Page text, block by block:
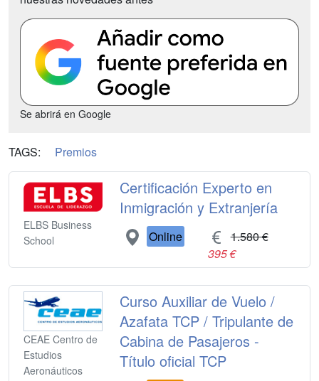
Se abrirá en Google
TAGS: Premios
ELBS Business
School
Certificación Experto en
Inmigración y Extranjería
Online
1.580 €
395 €
CEAE Centro de
Estudios
Aeronáuticos
Curso Auxiliar de Vuelo /
Azafata TCP / Tripulante de
Cabina de Pasajeros -
Título oficial TCP